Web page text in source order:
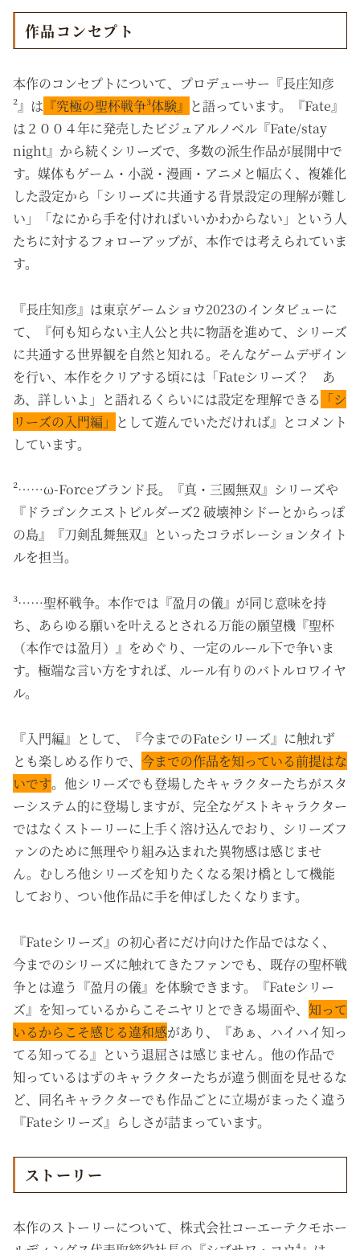
作品コンセプト
本作のコンセプトについて、プロデューサー『長庄知彦
²』は 『究極の聖杯戦争³体験』 と語っています。『Fate』
は２００４年に発売したビジュアルノベル『Fate/stay
night』から続くシリーズで、多数の派生作品が展開中で
す。媒体もゲーム・小説・漫画・アニメと幅広く、複雑化
した設定から「シリーズに共通する背景設定の理解が難し
い」「なにから手を付ければいいかわからない」という人
たちに対するフォローアップが、本作では考えられていま
す。
『長庄知彦』は東京ゲームショウ2023のインタビューに
て、
『何も知らない主人公と共に物語を進めて、 シリーズ
に共通する世界観を自然と知れる。そんなゲームデザイン
を行い、本作をクリアする頃には「Fateシリーズ？ あ
あ、詳しいよ」と語れるくらいには設定を理解できる 「シ
リーズの入門編」 として遊んでいただければ』とコメント
しています。
²……ω-Forceブランド長。『真・三國無双』シリーズや
『ドラゴンクエストビルダーズ2 破壊神シドーとからっぽ
の島』『刀剣乱舞無双』といったコラボレーションタイト
ルを担当。
³……聖杯戦争。本作では『盈月の儀』が同じ意味を持
ち、あらゆる願いを叶えるとされる万能の願望機『聖杯
（本作では盈月）』をめぐり、一定のルール下で争いま
す。極端な言い方をすれば、ルール有りのバトルロワイヤ
ル。
『入門編』として、『今までのFateシリーズ』に触れず
とも楽しめる作りで、 今までの作品を知っている前提はな
いです。他シリーズでも登場したキャラクターたちがスタ
ーシステム的に登場しますが、完全なゲストキャラクター
ではなくストーリーに上手く溶け込んでおり、シリーズフ
ァンのために無理やり組み込まれた異物感は感じませ
ん。むしろ他シリーズを知りたくなる架け橋として機能
しており、つい他作品に手を伸ばしたくなります。
『Fateシリーズ』の初心者にだけ向けた作品ではなく、
今までのシリーズに触れてきたファンでも、既存の聖杯戦
争とは違う『盈月の儀』を体験できます。『Fateシリー
ズ』を知っているからこそニヤリとできる場面や、 知って
いるからこそ感じる違和感があり、『あぁ、ハイハイ知っ
てる知ってる』という退屈さは感じません。他の作品で
知っているはずのキャラクターたちが違う側面を見せるな
ど、同名キャラクターでも作品ごとに立場がまったく違う
『Fateシリーズ』らしさが詰まっています。
ストーリー
本作のストーリーについて、株式会社コーエーテクモホー